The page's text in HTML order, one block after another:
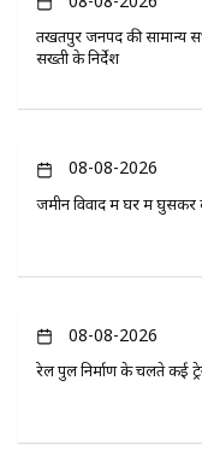
तखतपुर जनपद की सामान्य
सख्ती के निर्देश
08-08-2026
जमीन विवाद में घर में घुसकर
08-08-2026
रेल पुल निर्माण के चलते कई